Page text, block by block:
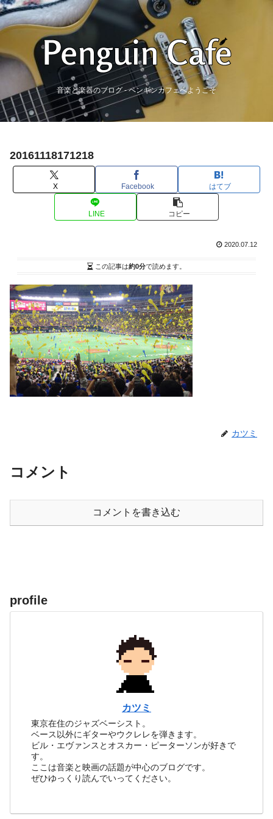
音楽と楽器のブログ - ペンギンカフェへようこそ
20161118171218
X Facebook はてブ
LINE コピー
2020.07.12
この記事は約0分で読めます。
カツミ
コメント
コメントを書き込む
profile
カツミ
東京在住のジャズベーシスト。
ベース以外にギターやウクレレを弾きます。
ビル・エヴァンスとオスカー・ピーターソンが好きで
す。
ここは音楽と映画の話題が中心のブログです。
ぜひゆっくり読んでいってください。